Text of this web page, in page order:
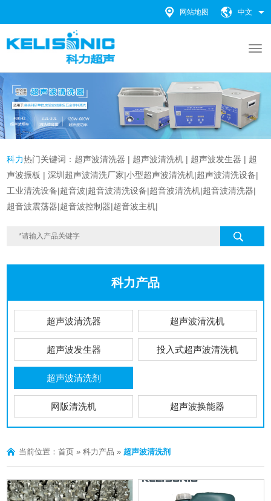
网站地图 中文
科力热门关键词： 超声波清洗器 | 超声波清洗机 | 超声波发生器 | 超
声波振板 |深圳超声波清洗厂家|小型超声波清洗机|超声波清洗设备|
工业清洗设备|超音波|超音波清洗设备|超音波清洗机|超音波清洗器|
超音波震荡器|超音波控制器|超音波主机|
科力产品
超声波清洗器 超声波清洗机
超声波发生器 投入式超声波清洗机
超声波清洗剂
网版清洗机 超声波换能器
当前位置：首页 »科力产品 »超声波清洗剂